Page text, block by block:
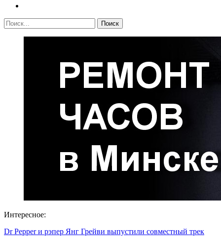
Интересное:
Dr Pepper и рэпер Янг Грейви выпустили совместный трек